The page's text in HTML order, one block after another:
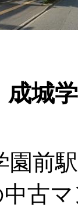
成城
園前
古